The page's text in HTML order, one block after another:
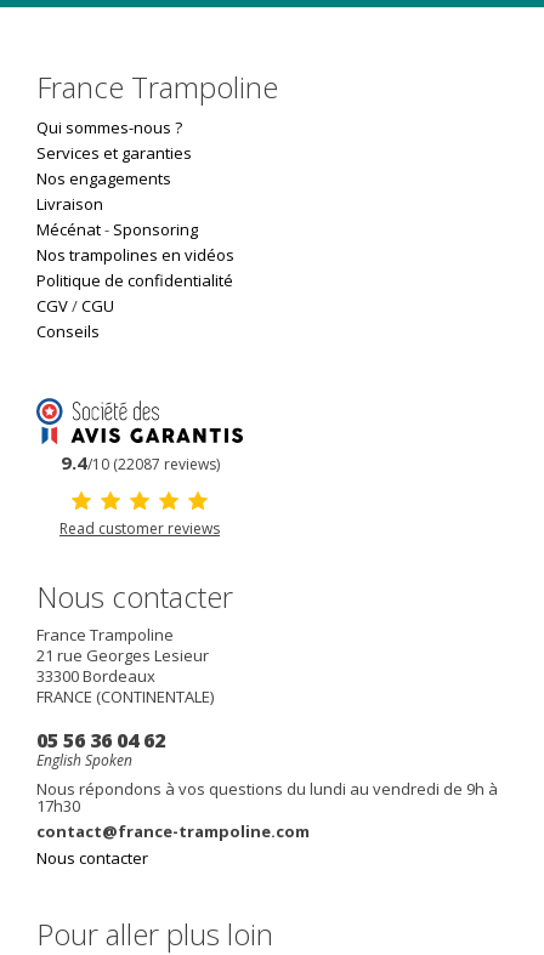
France Trampoline
Qui sommes-nous ?
Services et garanties
Nos engagements
Livraison
Mécénat- Sponsoring
Nos trampolines en vidéos
Politique de confidentialité
CGV/CGU
Conseils
9.4/10 (22087 reviews)
Read customer reviews
Nous contacter
France Trampoline
21 rue Georges Lesieur
33300Bordeaux
FRANCE (CONTINENTALE)
05 56 36 04 62
English Spoken
Nous répondons à vos questions du lundi au vendredi de 9h à
17h30
contact@france-trampoline.com
Nous contacter
Pour aller plus loin